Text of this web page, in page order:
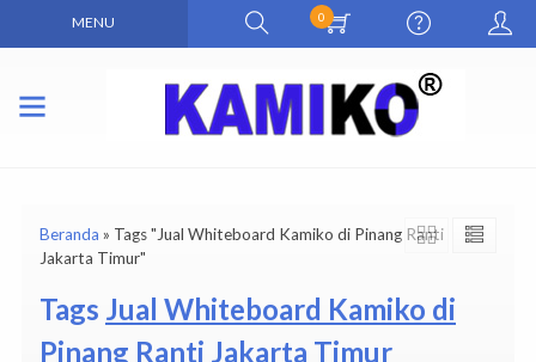
MENU 0
Beranda » Tags "Jual Whiteboard Kamiko di Pinang Ranti
Jakarta Timur"
Tags Jual Whiteboard Kamiko di
Pinang Ranti Jakarta Timur